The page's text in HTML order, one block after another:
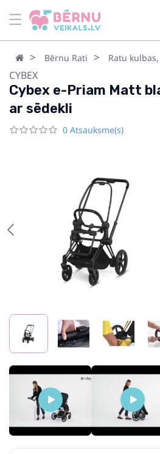
Bērnu Rati Ratu
CYBEX
Cybex e-Priam Matt
ar sēdekli
0 Atsauksme(s)